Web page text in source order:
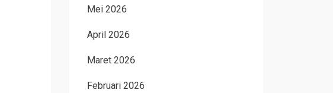
Mei 2026
April 2026
Maret 2026
Februari 2026